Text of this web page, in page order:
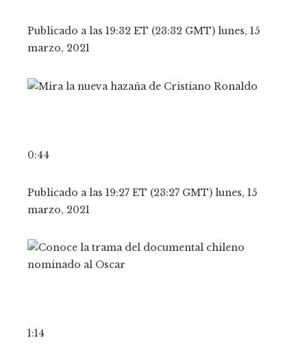
Publicado a las 19:32 ET (23:32 GMT) lunes, 15
marzo, 2021
0:44
Publicado a las 19:27 ET (23:27 GMT) lunes, 15
marzo, 2021
1:14